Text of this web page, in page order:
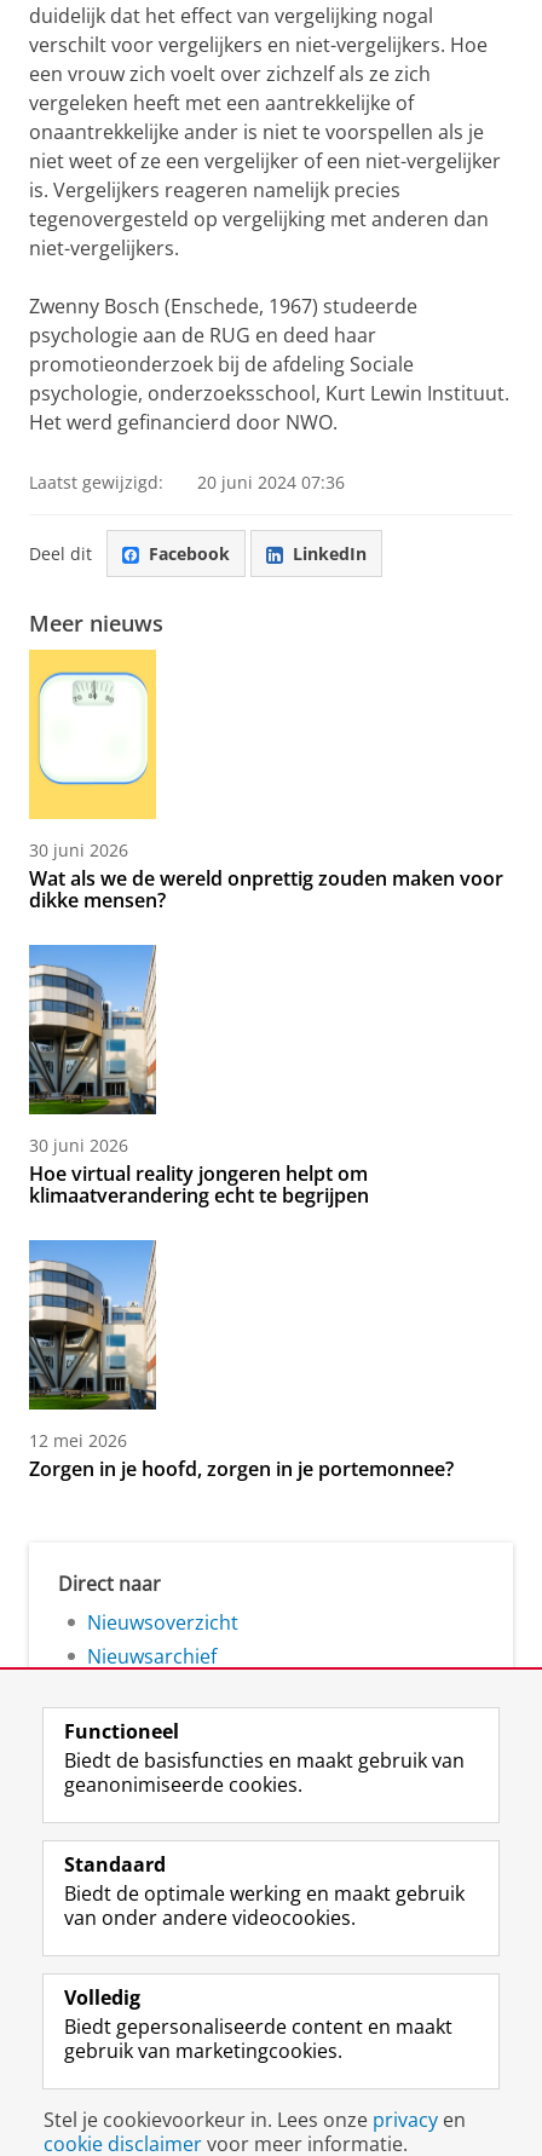
duidelijk dat het effect van vergelijking nogal
verschilt voor vergelijkers en niet-vergelijkers. Hoe
een vrouw zich voelt over zichzelf als ze zich
vergeleken heeft met een aantrekkelijke of
onaantrekkelijke ander is niet te voorspellen als je
niet weet of ze een vergelijker of een niet-vergelijker
is. Vergelijkers reageren namelijk precies
tegenovergesteld op vergelijking met anderen dan
niet-vergelijkers.
Zwenny Bosch (Enschede, 1967) studeerde
psychologie aan de RUG en deed haar
promotieonderzoek bij de afdeling Sociale
psychologie, onderzoeksschool, Kurt Lewin Instituut.
Het werd gefinancierd door NWO.
Laatst gewijzigd: 20 juni 2024 07:36
Deel dit Facebook LinkedIn
Meer nieuws
30 juni 2026
Wat als we de wereld onprettig zouden maken voor
dikke mensen?
30 juni 2026
Hoe virtual reality jongeren helpt om
klimaatverandering echt te begrijpen
12 mei 2026
Zorgen in je hoofd, zorgen in je portemonnee?
Direct naar
Nieuwsoverzicht
Nieuwsarchief
Volg de RUG
F
a
e
b
o
p
a
i
n
a
L
i
k
e
I
-
p
g
i
n
R
S
-
f
e
R
k
s
u
I
n
t
r
m
c
c
o
Y
o
T
e
k
a
a
Studiekiezers
Alumni
Over ons
Disclaimer & Copyright
Inloggen
Functioneel
Biedt de basisfuncties en maakt gebruik van
geanonimiseerde cookies.
Standaard
Biedt de optimale werking en maakt gebruik
van onder andere videocookies.
Volledig
Biedt gepersonaliseerde content en maakt
gebruik van marketingcookies.
Stel je cookievoorkeur in. Lees onze privacy en
cookie disclaimervoor meer informatie.